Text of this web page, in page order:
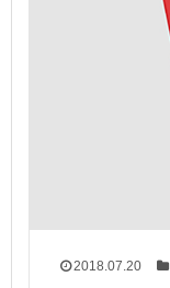
2018.07.20